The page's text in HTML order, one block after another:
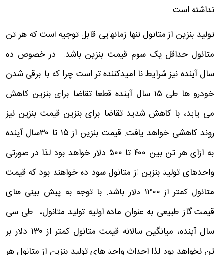
نداشته است
تولید بنزین از متانول تنها زمانهایی قابل توجیه است که هر تن
متانول حداقل یک سوم قیمت بنزین باشد. در خصوص ده
سال آینده نیز شرایط نا امیدکننده تر است چرا که با برقی شدن
خودرو ها طی ۱۵ سال آینده قطعا تقاضا برای بنزین کاهش
می یابد، با کاهش شدید تقاضا برای بنزین قیمت بنزین نیز
روند کاهشی خواهد یافت. قیمت بنزین از ۱۵ تا ۳۰سال آینده
به ازای هر تن بین ۴۰۰ تا ۵۰۰ دلار خواهد بود لذا در صورتی
واحدهای تولید بنزین از متانول سود ده خواهند بود که قیمت
متانول کمتر از ۱۳۰۰ دلار باشد. با توجه به پیش بینی های
قیمت گاز طبیعی به عنوان ماده اولیه تولید متانول، طی سی
سال آینده، میانگین سالانه قیمت متانول کمتر از ۱۳۰ دلار بر
تن نخواهد بود لذا احداث واحد های تولید بنزین از متانول هر